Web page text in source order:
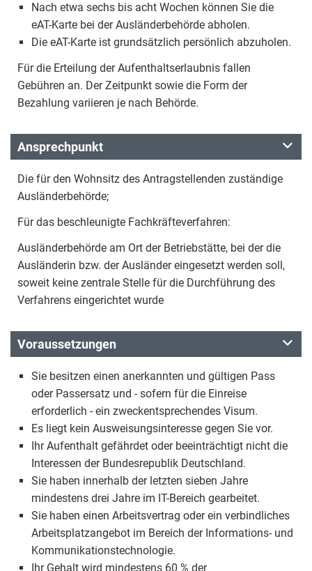
Nach etwa sechs bis acht Wochen können Sie die
eAT-Karte bei der Ausländerbehörde abholen.
Die eAT-Karte ist grundsätzlich persönlich abzuholen.
Für die Erteilung der Aufenthaltserlaubnis fallen
Gebühren an. Der Zeitpunkt sowie die Form der
Bezahlung variieren je nach Behörde.
Ansprechpunkt
Die für den Wohnsitz des Antragstellenden zuständige
Ausländerbehörde;
Für das beschleunigte Fachkräfteverfahren:
Ausländerbehörde am Ort der Betriebstätte, bei der die
Ausländerin bzw. der Ausländer eingesetzt werden soll,
soweit keine zentrale Stelle für die Durchführung des
Verfahrens eingerichtet wurde
Voraussetzungen
Sie besitzen einen anerkannten und gültigen Pass
oder Passersatz und - sofern für die Einreise
erforderlich - ein zweckentsprechendes Visum.
Es liegt kein Ausweisungsinteresse gegen Sie vor.
Ihr Aufenthalt gefährdet oder beeinträchtigt nicht die
Interessen der Bundesrepublik Deutschland.
Sie haben innerhalb der letzten sieben Jahre
mindestens drei Jahre im IT-Bereich gearbeitet.
Sie haben einen Arbeitsvertrag oder ein verbindliches
Arbeitsplatzangebot im Bereich der Informations- und
Kommunikationstechnologie.
Ihr Gehalt wird mindestens 60 % der